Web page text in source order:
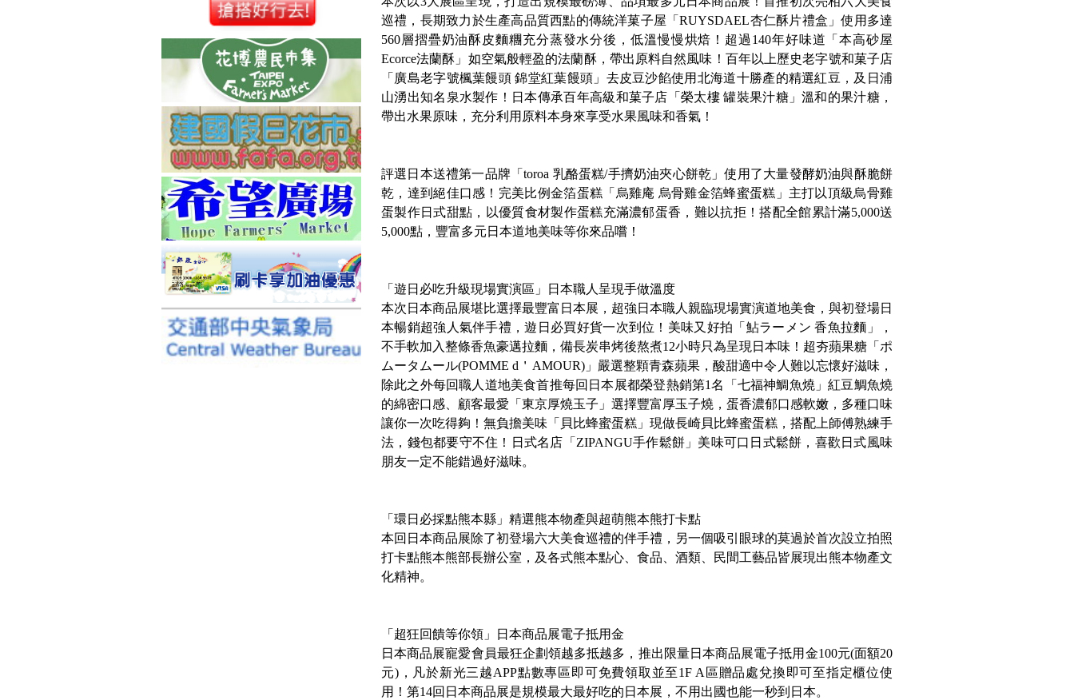
巡禮，長期致力於生產高品質西點的傳統洋菓子屋「RUYSDAEL杏仁酥片禮盒」使用多達
560層摺疊奶油酥皮麵糰充分蒸發水分後，低溫慢慢烘焙！超過140年好味道「本高砂屋
Ecorce法蘭酥」如空氣般輕盈的法蘭酥，帶出原料自然風味！百年以上歷史老字號和菓子店
「廣島老字號楓葉饅頭 錦堂紅葉饅頭」去皮豆沙餡使用北海道十勝產的精選紅豆，及日浦
山湧出知名泉水製作！日本傳承百年高級和菓子店「榮太樓 罐裝果汁糖」溫和的果汁糖，
帶出水果原味，充分利用原料本身來享受水果風味和香氣！
評選日本送禮第一品牌「toroa 乳酪蛋糕/手擠奶油夾心餅乾」使用了大量發酵奶油與酥脆餅
乾，達到絕佳口感！完美比例金箔蛋糕「烏雞庵 烏骨雞金箔蜂蜜蛋糕」主打以頂級烏骨雞
蛋製作日式甜點，以優質食材製作蛋糕充滿濃郁蛋香，難以抗拒！搭配全館累計滿5,000送
5,000點，豐富多元日本道地美味等你來品嚐！
「遊日必吃升級現場實演區」日本職人呈現手做溫度
本次日本商品展堪比選擇最豐富日本展，超強日本職人親臨現場實演道地美食，與初登場日
本暢銷超強人氣伴手禮，遊日必買好貨一次到位！美味又好拍「鮎ラーメン 香魚拉麵」，
不手軟加入整條香魚豪邁拉麵，備長炭串烤後熬煮12小時只為呈現日本味！超夯蘋果糖「ポ
ムータムール(POMME d＇AMOUR)」嚴選整顆青森蘋果，酸甜適中令人難以忘懷好滋味，
除此之外每回職人道地美食首推每回日本展都榮登熱銷第1名「七福神鯛魚燒」紅豆鯛魚燒
的綿密口感、顧客最愛「東京厚燒玉子」選擇豐富厚玉子燒，蛋香濃郁口感軟嫩，多種口味
讓你一次吃得夠！無負擔美味「貝比蜂蜜蛋糕」現做長崎貝比蜂蜜蛋糕，搭配上師傅熟練手
法，錢包都要守不住！日式名店「ZIPANGU手作鬆餅」美味可口日式鬆餅，喜歡日式風味
朋友一定不能錯過好滋味。
「環日必採點熊本縣」精選熊本物產與超萌熊本熊打卡點
本回日本商品展除了初登場六大美食巡禮的伴手禮，另一個吸引眼球的莫過於首次設立拍照
打卡點熊本熊部長辦公室，及各式熊本點心、食品、酒類、民間工藝品皆展現出熊本物產文
化精神。
「超狂回饋等你領」日本商品展電子抵用金
日本商品展寵愛會員最狂企劃領越多抵越多，推出限量日本商品展電子抵用金100元(面額20
元)，凡於新光三越APP點數專區即可免費領取並至1F A區贈品處兌換即可至指定櫃位使
用！第14回日本商品展是規模最大最好吃的日本展，不用出國也能一秒到日本。